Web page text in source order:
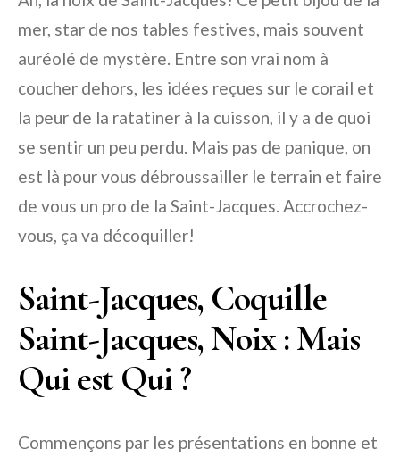
mer, star de nos tables festives, mais souvent
auréolé de mystère. Entre son vrai nom à
coucher dehors, les idées reçues sur le corail et
la peur de la ratatiner à la cuisson, il y a de quoi
se sentir un peu perdu. Mais pas de panique, on
est là pour vous débroussailler le terrain et faire
de vous un pro de la Saint-Jacques. Accrochez-
vous, ça va décoquiller!
Saint-Jacques, Coquille
Saint-Jacques, Noix : Mais
Qui est Qui ?
Commençons par les présentations en bonne et